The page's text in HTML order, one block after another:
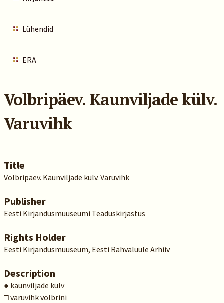
Lühendid
ERA
Volbripäev. Kaunviljade külv.
Varuvihk
Title
Volbripäev. Kaunviljade külv. Varuvihk
Publisher
Eesti Kirjandusmuuseumi Teaduskirjastus
Rights Holder
Eesti Kirjandusmuuseum, Eesti Rahvaluule Arhiiv
Description
● kaunviljade külv
□ varuvihk volbrini